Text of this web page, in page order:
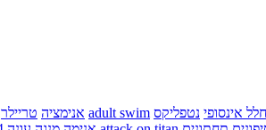
חלל אינסופי נטפליקס adult swim אנימציה טריילר